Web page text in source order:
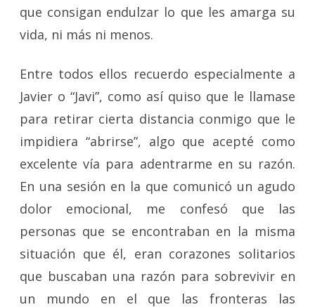
que consigan endulzar lo que les amarga su
vida, ni más ni menos.
Entre todos ellos recuerdo especialmente a
Javier o “Javi”, como así quiso que le llamase
para retirar cierta distancia conmigo que le
impidiera “abrirse”, algo que acepté como
excelente vía para adentrarme en su razón.
En una sesión en la que comunicó un agudo
dolor emocional, me confesó que las
personas que se encontraban en la misma
situación que él, eran corazones solitarios
que buscaban una razón para sobrevivir en
un mundo en el que las fronteras las